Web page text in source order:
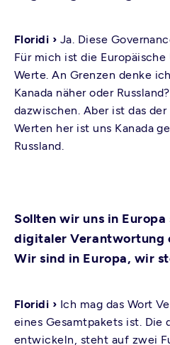
Floridi › Ja. Diese
Für mich ist die
Werte. An Grenzen denke
Kanada näher oder
dazwischen. Aber ist das
Werten her ist uns Kanada
Russland.
Sollten wir uns in
digitaler Verantwortung
Wir sind in Europa, wir
Floridi › Ich mag das Wort
eines Gesamtpakets ist.
entwickeln, steht auf zwei